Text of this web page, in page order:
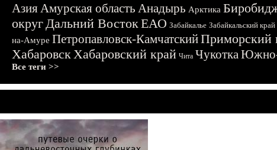
АзияАмурская область Анадырь Арктика
округДальний ВостокЕАО Забайкалье Забайкальский край
на-Амуре Петропавловск-КамчатскийПриморский
ХабаровскХабаровский край Чита ЧукоткаЮжно-
Все теги >>